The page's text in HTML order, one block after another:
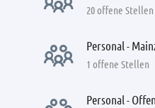
20 offene Stellen
Personal -
1 offene Stellen
Personal -